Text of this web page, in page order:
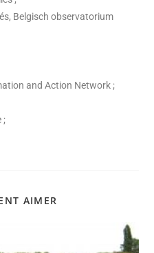
Belgisch observatorium
and Action Network ;
;
AIMER